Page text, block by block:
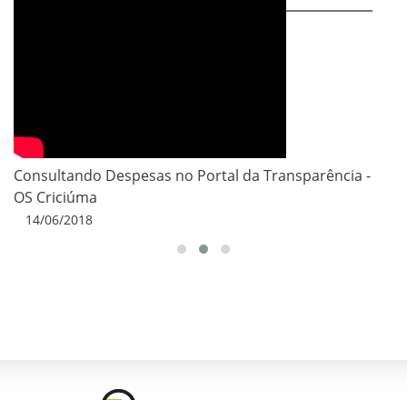
Consultando Despesas no Portal da Transparência -
OS Criciúma
14/06/2018